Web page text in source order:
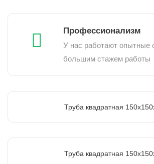
Профессионализм
У нас работают опытные
большим стажем работы
Труба квадратная
Труба квадратная